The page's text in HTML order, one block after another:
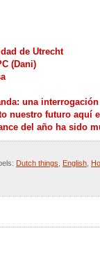
de Utrecht
(Dani)
una
nuestro futuro aquí
del año ha sido
Dutch things English